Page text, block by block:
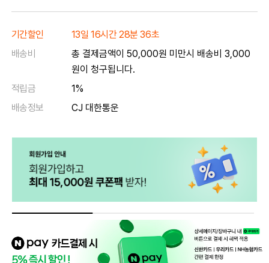
기간할인
13일 16시간 28분 36초
배송비
총 결제금액이 50,000원 미만시 배송비 3,000
원이 청구됩니다.
적립금
1%
배송정보
CJ 대한통운